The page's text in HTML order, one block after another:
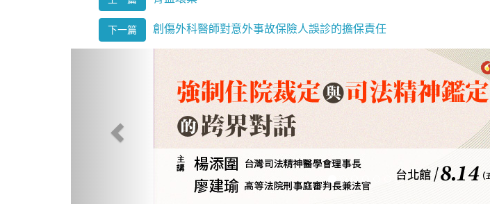
下一篇 創傷外科醫師對意外事故保險人誤診的擔保責任